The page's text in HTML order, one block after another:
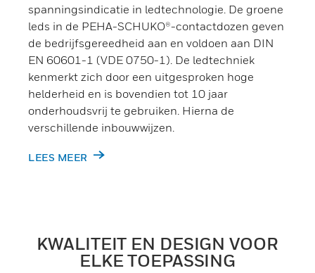
spanningsindicatie in ledtechnologie. De groene
leds in de PEHA-SCHUKO®-contactdozen geven
de bedrijfsgereedheid aan en voldoen aan DIN
EN 60601-1 (VDE 0750-1). De ledtechniek
kenmerkt zich door een uitgesproken hoge
helderheid en is bovendien tot 10 jaar
onderhoudsvrij te gebruiken. Hierna de
verschillende inbouwwijzen.
LEES MEER
KWALITEIT EN DESIGN VOOR
ELKE TOEPASSING